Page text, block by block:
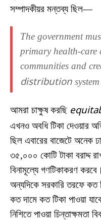
সম্পাদকীয়র মন্তব্য ছিল—
The government
primary health-care
communities and
distribution
আমরা চাক্ষুষ করছি
এখনও অবধি টিকা দেওয়ার
ছিল এবারের বাজেটে অনেক
৩৫,০০০ কোটি টাকা বরাদ্দ
বিনামূল্যে গণটিকাকরণ
অন্যদিকে সরকারি তরফে কত
কত দামে কত টিকা পাওয়া
নিশিতে পাওয়া চিন্তাক্ষমতা